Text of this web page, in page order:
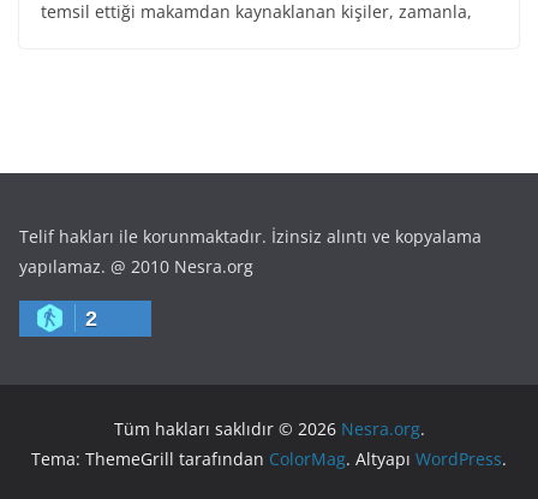
temsil ettiği makamdan kaynaklanan kişiler, zamanla,
Telif hakları ile korunmaktadır. İzinsiz alıntı ve kopyalama
yapılamaz. @ 2010 Nesra.org
2
Tüm hakları saklıdır © 2026 Nesra.org.
Tema: ThemeGrill tarafından ColorMag. Altyapı WordPress.